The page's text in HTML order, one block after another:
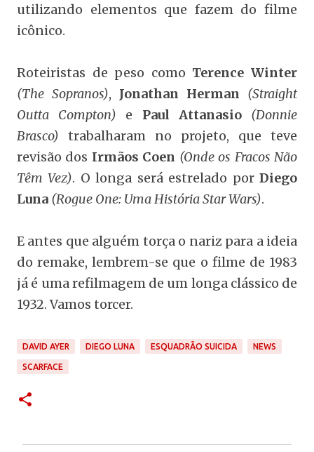
utilizando elementos que fazem do filme
icônico.
Roteiristas de peso como Terence Winter
(The Sopranos), Jonathan Herman (Straight
Outta Compton) e Paul Attanasio (Donnie
Brasco) trabalharam no projeto, que teve
revisão dos Irmãos Coen (Onde os Fracos Não
Têm Vez). O longa será estrelado porDiego
Luna (Rogue One: Uma História Star Wars).
E antes que alguém torça o nariz para a ideia
do remake, lembrem-se que o filme de 1983
já é uma refilmagem de um longa clássico de
1932. Vamos torcer.
DAVID AYER DIEGO LUNA ESQUADRÃO SUICIDA NEWS
SCARFACE